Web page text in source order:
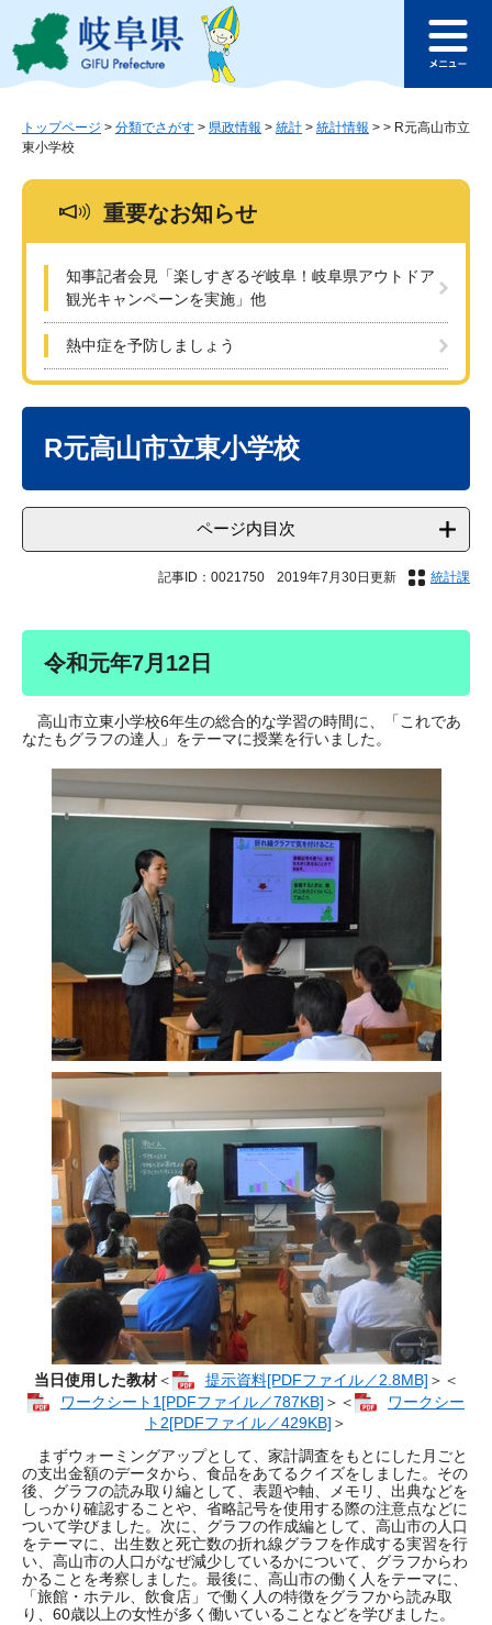
ジ
ュ
このページの本文へ
ュ
トップページ > 分類でさがす > 県政情報 > 統計 > 統計情報 > > R元高山市立
東小学校
重要なお知らせ
知事記者会見「楽しすぎるぞ岐阜！岐阜県アウトドア
観光キャンペーンを実施」他
熱中症を予防しましょう
R元高山市立東小学校
ページ内目次
記事ID：0021750 2019年7月30日更新 統計課
令和元年7月12日
高山市立東小学校6年生の総合的な学習の時間に、「これであ
なたもグラフの達人」をテーマに授業を行いました。
当日使用した教材＜ 提示資料[PDFファイル／2.8MB] ＞＜
ワークシート1[PDFファイル／787KB] ＞＜
ワークシー
ト2[PDFファイル／429KB] ＞
まずウォーミングアップとして、家計調査をもとにした月ごと
の支出金額のデータから、食品をあてるクイズをしました。その
後、グラフの読み取り編として、表題や軸、メモリ、出典などを
しっかり確認することや、省略記号を使用する際の注意点などに
ついて学びました。次に、グラフの作成編として、高山市の人口
をテーマに、出生数と死亡数の折れ線グラフを作成する実習を行
い、高山市の人口がなぜ減少しているかについて、グラフからわ
かることを考察しました。最後に、高山市の働く人をテーマに、
「旅館・ホテル、飲食店」で働く人の特徴をグラフから読み取
り、60歳以上の女性が多く働いていることなどを学びました。